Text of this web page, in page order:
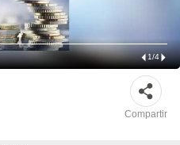
1/4
Compartir